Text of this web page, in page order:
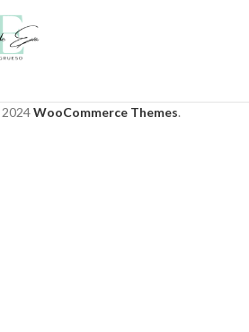
2024WooCommerce Themes.